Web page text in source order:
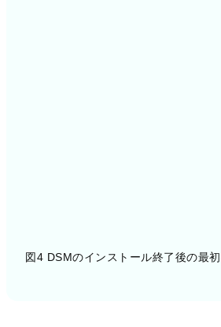
図4 DSMのインストール終了後の最